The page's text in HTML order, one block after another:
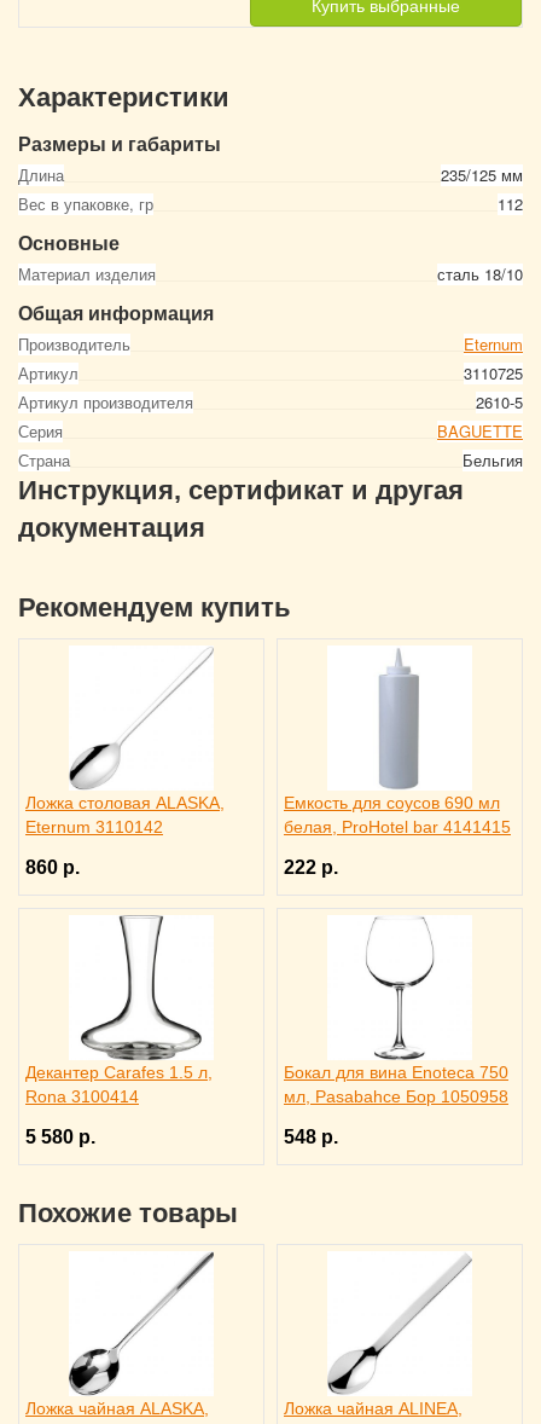
Купить выбранные
Характеристики
Размеры и габариты
Длина
235/125 мм
Вес в упаковке, гр
112
Основные
Материал изделия сталь 18/10
Общая информация
Производитель
Eternum
Артикул
3110725
Артикул производителя
2610-5
Серия
BAGUETTE
Страна
Бельгия
Инструкция, сертификат и другая
документация
Рекомендуем купить
Ложка столовая ALASKA,
Eternum 3110142
860 р.
Емкость для соусов 690 мл
белая, ProHotel bar 4141415
222 р.
Декантер Carafes 1.5 л,
Rona 3100414
5 580 р.
Бокал для вина Enoteca 750
мл, Pasabahce Бор 1050958
548 р.
Похожие товары
Ложка чайная ALASKA,
Ложка чайная ALINEA,